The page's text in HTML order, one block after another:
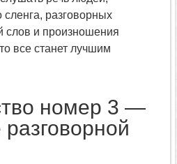
сленга, разговорных
слов и произношения
все станет лучшим
номер 3 —